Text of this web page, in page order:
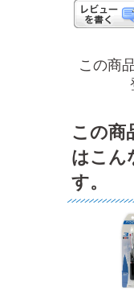
この商
この商
はこん
す。